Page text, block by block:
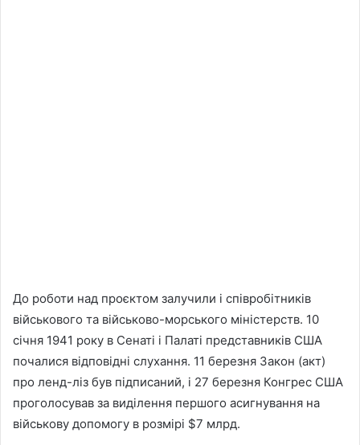
До роботи над проєктом залучили і співробітників
військового та військово-морського міністерств. 10
січня 1941 року в Сенаті і Палаті представників США
почалися відповідні слухання. 11 березня Закон (акт)
про ленд-ліз був підписаний, і 27 березня Конгрес США
проголосував за виділення першого асигнування на
військову допомогу в розмірі $7 млрд.